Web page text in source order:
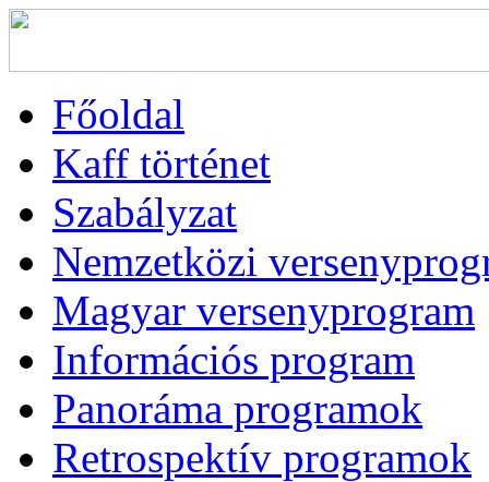
Főoldal
Kaff történet
Szabályzat
Nemzetközi
Magyar versenyprogram
Információs program
Panoráma programok
Retrospektív programok